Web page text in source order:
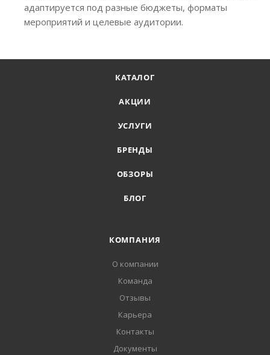
адаптируется под разные бюджеты, форматы
мероприятий и целевые аудитории.
КАТАЛОГ
АКЦИИ
УСЛУГИ
БРЕНДЫ
ОБЗОРЫ
БЛОГ
КОМПАНИЯ
О компании
Команда
Отзывы
Карьера
Контакты
Документы